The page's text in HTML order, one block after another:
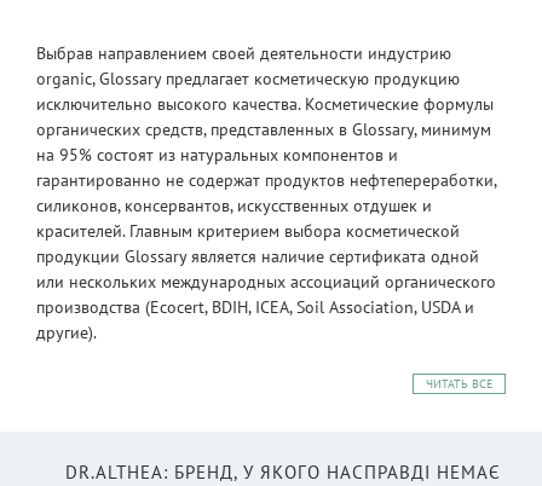
Выбрав направлением своей деятельности индустрию
organic, Glossary предлагает косметическую продукцию
исключительно высокого качества. Косметические формулы
органических средств, представленных в Glossary, минимум
на 95% состоят из натуральных компонентов и
гарантированно не содержат продуктов нефтепереработки,
силиконов, консервантов, искусственных отдушек и
красителей. Главным критерием выбора косметической
продукции Glossary является наличие сертификата одной
или нескольких международных ассоциаций органического
производства (Ecocert, BDIH, ICEA, Soil Association, USDA и
другие).
ЧИТАТЬ ВСЕ
DR.ALTHEA: БРЕНД, У ЯКОГО НАСПРАВДІ НЕМАЄ